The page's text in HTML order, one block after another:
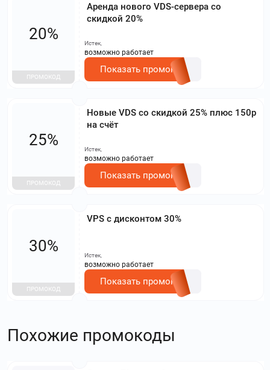
Аренда нового VDS-сервера со
скидкой 20%
20%
ПРОМОКОД
Истек,
возможно работает
Показать промокод
Новые VDS со скидкой 25% плюс 150р
на счёт
25%
ПРОМОКОД
Истек,
возможно работает
Показать промокод
VPS с дисконтом 30%
30%
ПРОМОКОД
Истек,
возможно работает
Показать промокод
Похожие промокоды